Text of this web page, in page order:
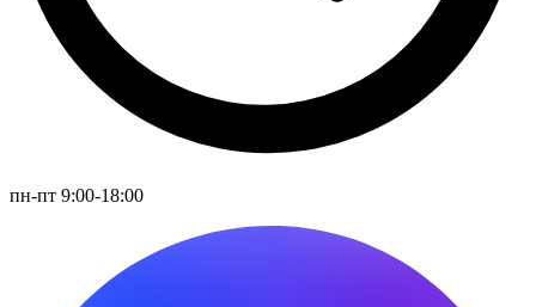
пн-пт 9:00-18:00